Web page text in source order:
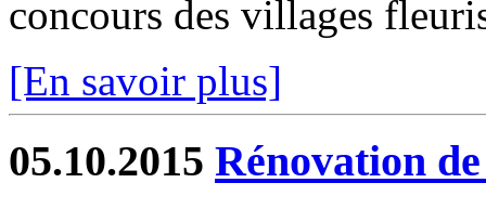
concours des villages
[En savoir plus]
05.10.2015 Rénovation